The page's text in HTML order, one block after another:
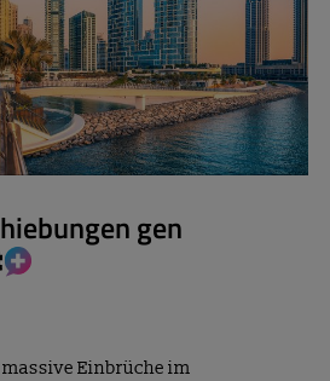
gen
Einbrüche im